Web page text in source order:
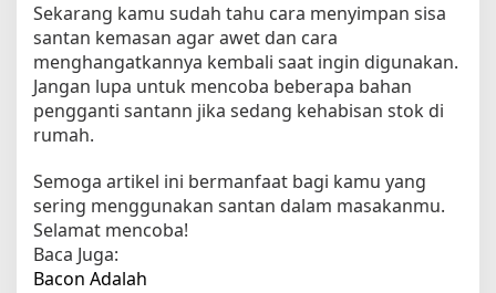
Sekarang kamu sudah tahu cara menyimpan sisa
santan kemasan agar awet dan cara
menghangatkannya kembali saat ingin digunakan.
Jangan lupa untuk mencoba beberapa bahan
pengganti santann jika sedang kehabisan stok di
rumah.
Semoga artikel ini bermanfaat bagi kamu yang
sering menggunakan santan dalam masakanmu.
Selamat mencoba!
Baca Juga:
Bacon Adalah